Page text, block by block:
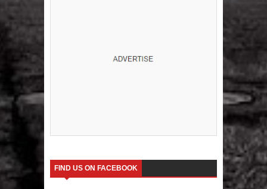
FIND US ON FACEBOOK